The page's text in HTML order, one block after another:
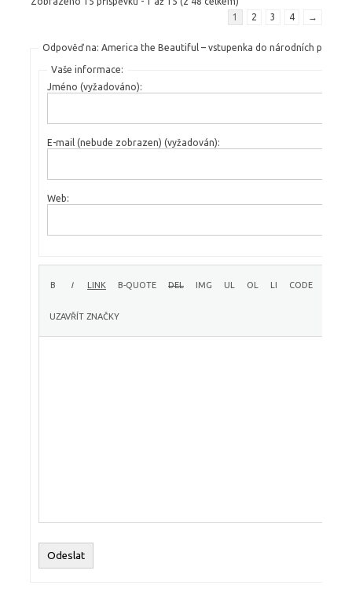
1
2 3 4 →
Odpověď na: America the Beautiful – vstupenka do národních parků
Vaše informace:
Jméno (vyžadováno):
E-mail (nebude zobrazen) (vyžadován):
Web:
Odeslat